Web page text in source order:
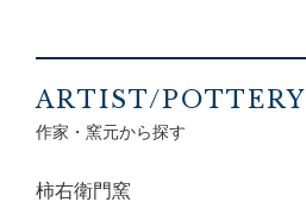
ARTIST/POTTERY
作家・窯元から探す
柿右衛門窯